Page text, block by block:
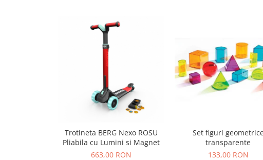
Papusi si Bebelusi Reborn
Figurine cu animale domestice
Trotineta BERG Nexo ROSU
Pliabila cu Lumini si Magnet
663,00 RON
Set figuri
transparente
133,00 RON